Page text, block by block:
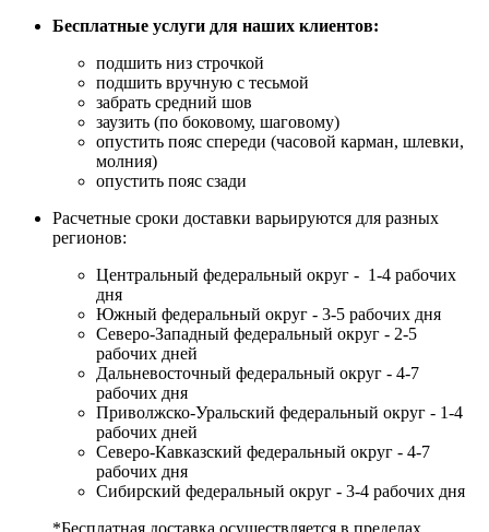
Бесплатные услуги для наших клиентов:
подшить низ строчкой
подшить вручную с тесьмой
забрать средний шов
заузить (по боковому, шаговому)
опустить пояс спереди (часовой карман, шлевки,
молния)
опустить пояс сзади
Расчетные сроки доставки варьируются для разных
регионов:
Центральный федеральный округ - 1-4 рабочих
дня
Южный федеральный округ - 3-5 рабочих дня
Северо-Западный федеральный округ - 2-5
рабочих дней
Дальневосточный федеральный округ - 4-7
рабочих дня
Приволжско-Уральский федеральный округ - 1-4
рабочих дней
Северо-Кавказский федеральный округ - 4-7
рабочих дня
Сибирский федеральный округ - 3-4 рабочих дня